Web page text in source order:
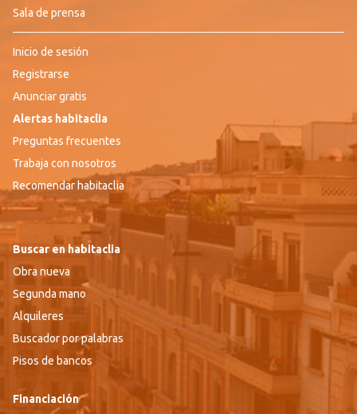
Sala de prensa
Inicio de sesión
Registrarse
Anunciar gratis
Alertas habitaclia
Preguntas frecuentes
Trabaja con nosotros
Recomendar habitaclia
Buscar en habitaclia
Obra nueva
Segunda mano
Alquileres
Buscador por palabras
Pisos de bancos
Financiación